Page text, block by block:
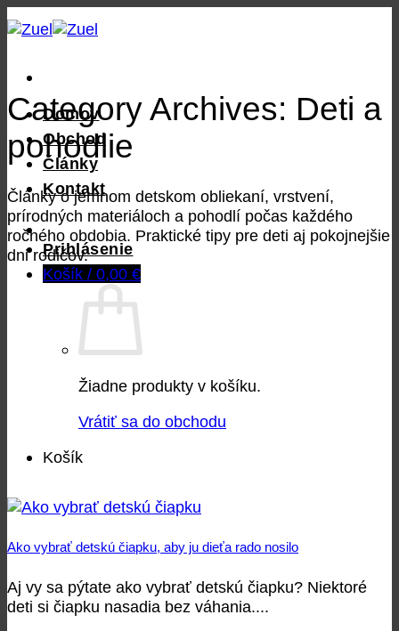
Skip
to
Domov
Obchod
Články
Kontakt
Prihlásenie
Košík / 0,00 €
Žiadne produkty v košíku.
Vrátiť sa do obchodu
Košík
Category Archives: Deti a
pohodlie
Články o jemnom detskom obliekaní, vrstvení,
prírodných materiáloch a pohodlí počas každého
ročného obdobia. Praktické tipy pre deti aj pokojnejšie
dni rodičov.
Ako vybrať detskú čiapku, aby ju dieťa rado nosilo
Aj vy sa pýtate ako vybrať detskú čiapku? Niektoré
deti si čiapku nasadia bez váhania....